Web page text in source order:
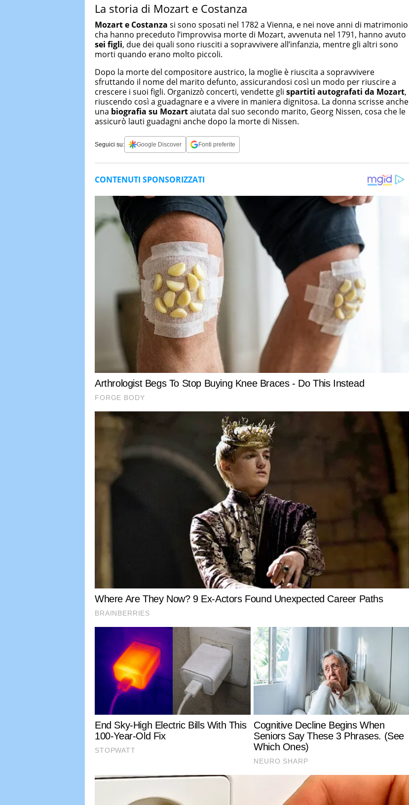
La storia di Mozart e Costanza
Mozart e Costanza si sono sposati nel 1782 a Vienna, e nei nove anni di matrimonio
cha hanno preceduto l’improvvisa morte di Mozart, avvenuta nel 1791, hanno avuto
sei figli, due dei quali sono riusciti a sopravvivere all’infanzia, mentre gli altri sono
morti quando erano molto piccoli.
Dopo la morte del compositore austrico, la moglie è riuscita a sopravvivere
sfruttando il nome del marito defunto, assicurandosi così un modo per riuscire a
crescere i suoi figli. Organizzò concerti, vendette gli spartiti autografati da Mozart,
riuscendo così a guadagnare e a vivere in maniera dignitosa. La donna scrisse anche
una biografia su Mozartaiutata dal suo secondo marito, Georg Nissen, cosa che le
assicurò lauti guadagni anche dopo la morte di Nissen.
Seguici su: Google Discover Fonti preferite